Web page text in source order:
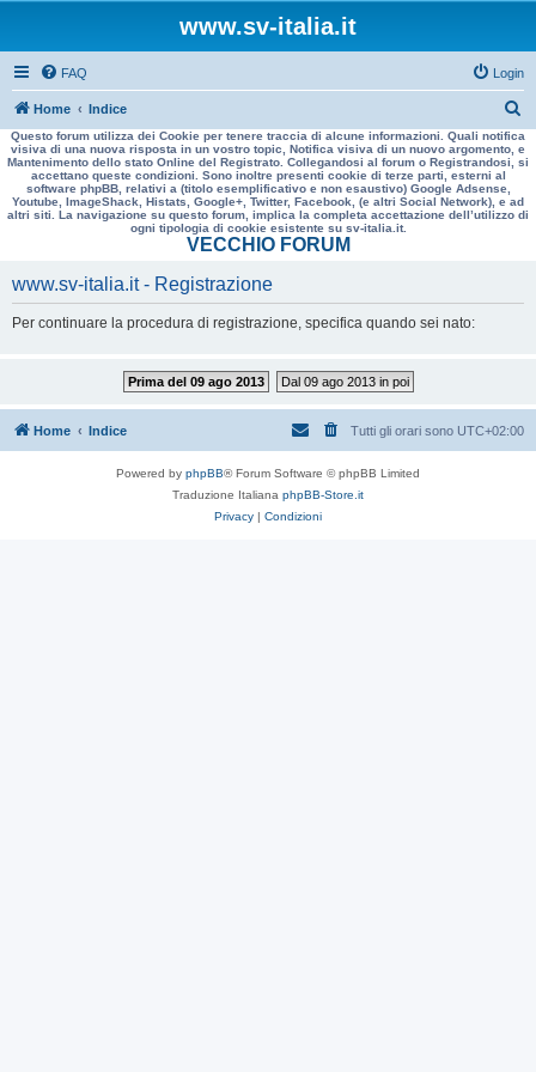
www.sv-italia.it
FAQ Login
Home Indice
e
r
a
Questo forum utilizza dei Cookie per tenere traccia di alcune informazioni. Quali notifica
visiva di una nuova risposta in un vostro topic, Notifica visiva di un nuovo argomento, e
Mantenimento dello stato Online del Registrato. Collegandosi al forum o Registrandosi, si
accettano queste condizioni. Sono inoltre presenti cookie di terze parti, esterni al
software phpBB, relativi a (titolo esemplificativo e non esaustivo) Google Adsense,
Youtube, ImageShack, Histats, Google+, Twitter, Facebook, (e altri Social Network), e ad
altri siti. La navigazione su questo forum, implica la completa accettazione dell’utilizzo di
ogni tipologia di cookie esistente su sv-italia.it.
VECCHIO FORUM
www.sv-italia.it - Registrazione
Per continuare la procedura di registrazione, specifica quando sei nato:
Prima del 09 ago 2013 Dal 09 ago 2013 in poi
Home Indice Tutti gli orari sono UTC+02:00
Powered by phpBB® Forum Software © phpBB Limited
Traduzione Italiana phpBB-Store.it
Privacy | Condizioni